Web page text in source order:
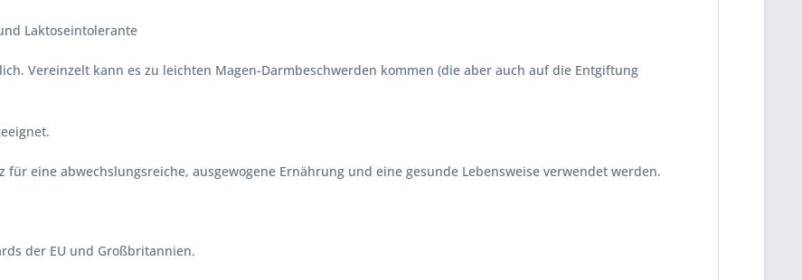
Laktoseintolerante
Vereinzelt kann es zu leichten Magen-Darmbeschwerden kommen (die aber auch auf die Entgiftung
eine abwechslungsreiche, ausgewogene Ernährung und eine gesunde Lebensweise verwendet werden.
der EU und Großbritannien.